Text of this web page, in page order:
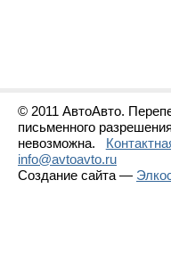
© 2011 АвтоАвто.
письменного
невозможна.
info@avtoavto.ru
Создание сайта —